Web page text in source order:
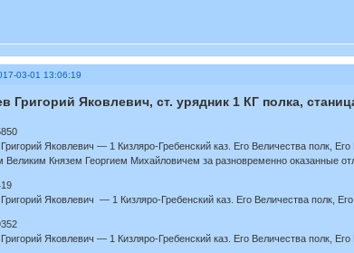
03-01 13:06:19
Григорий Яковлевич, ст. урядник 1 КГ полка,
Яковлевич — 1 Кизляро-Гребенский каз. Его Величества полк,
Великим Князем Георгием Михайловичем за разновременно оказанные
Яковлевич — 1 Кизляро-Гребенский каз. Его Величества полк,
Яковлевич — 1 Кизляро-Гребенский каз. Его Величества полк,